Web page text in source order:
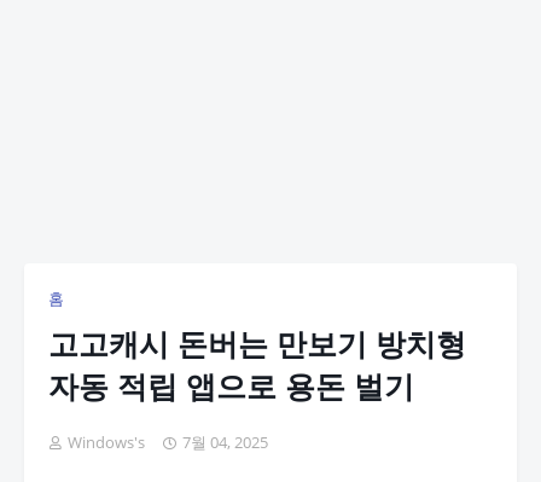
홈
고고캐시 돈버는 만보기 방치형
자동 적립 앱으로 용돈 벌기
Windows's 7월 04, 2025